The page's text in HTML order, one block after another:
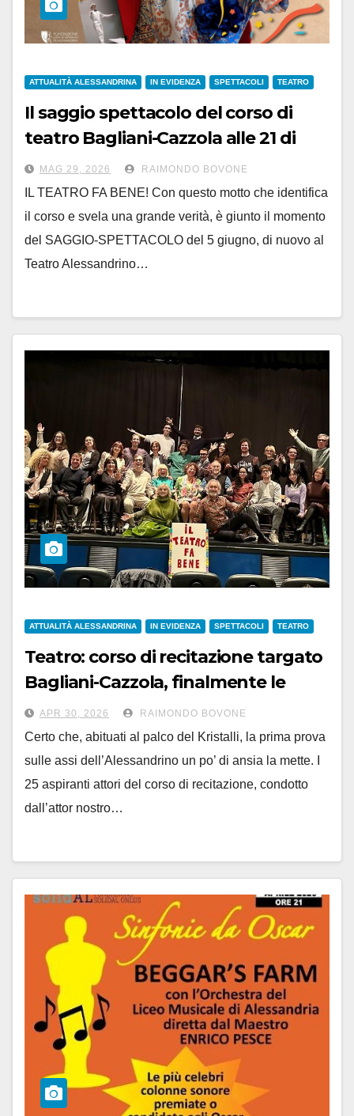
ATTUALITÀ ALESSANDRINA IN EVIDENZA SPETTACOLI TEATRO
Il saggio spettacolo del corso di
teatro Bagliani-Cazzola alle 21 di
venerdì 5 giugno all’Alessandrino
MAG 29, 2026 RAIMONDO BOVONE
IL TEATRO FA BENE! Con questo motto che identifica
il corso e svela una grande verità, è giunto il momento
del SAGGIO-SPETTACOLO del 5 giugno, di nuovo al
Teatro Alessandrino…
ATTUALITÀ ALESSANDRINA IN EVIDENZA SPETTACOLI TEATRO
Teatro: corso di recitazione targato
Bagliani-Cazzola, finalmente le
prove all’Alessandrino
APR 30, 2026 RAIMONDO BOVONE
Certo che, abituati al palco del Kristalli, la prima prova
sulle assi dell’Alessandrino un po’ di ansia la mette. I
25 aspiranti attori del corso di recitazione, condotto
dall’attor nostro…